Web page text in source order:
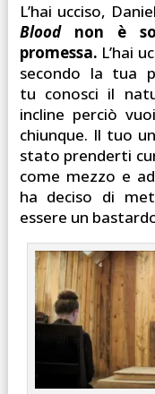
L’hai ucciso,
Bloodnon è
promessa. L’hai
secondo la tua
tu conosci il
incline perciò
chiunque. Il tuo
stato prenderti
come mezzo e
ha deciso di
essere un